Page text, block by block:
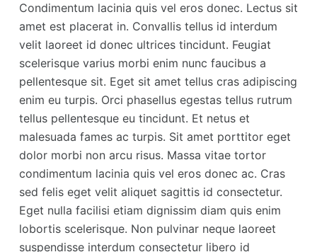
Condimentum lacinia quis vel eros donec. Lectus sit
amet est placerat in. Convallis tellus id interdum
velit laoreet id donec ultrices tincidunt. Feugiat
scelerisque varius morbi enim nunc faucibus a
pellentesque sit. Eget sit amet tellus cras adipiscing
enim eu turpis. Orci phasellus egestas tellus rutrum
tellus pellentesque eu tincidunt. Et netus et
malesuada fames ac turpis. Sit amet porttitor eget
dolor morbi non arcu risus. Massa vitae tortor
condimentum lacinia quis vel eros donec ac. Cras
sed felis eget velit aliquet sagittis id consectetur.
Eget nulla facilisi etiam dignissim diam quis enim
lobortis scelerisque. Non pulvinar neque laoreet
suspendisse interdum consectetur libero id